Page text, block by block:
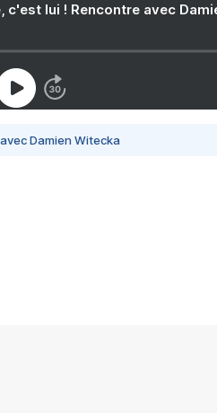
lui ! Rencontre avec
Damien Witecka